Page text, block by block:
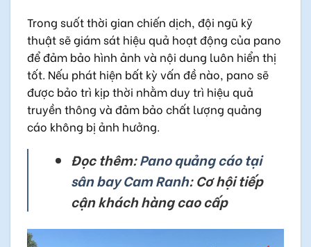
Trong suốt thời gian chiến dịch, đội ngũ kỹ
thuật sẽ giám sát hiệu quả hoạt động của pano
để đảm bảo hình ảnh và nội dung luôn hiển thị
tốt. Nếu phát hiện bất kỳ vấn đề nào, pano sẽ
được bảo trì kịp thời nhằm duy trì hiệu quả
truyền thông và đảm bảo chất lượng quảng
cáo không bị ảnh hưởng.
Đọc thêm:Pano quảng cáo tại
sân bay Cam Ranh: Cơ hội tiếp
cận khách hàng cao cấp